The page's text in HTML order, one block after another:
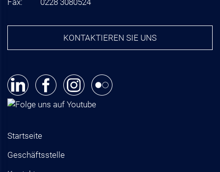
Fax:
0228 3080524
KONTAKTIEREN SIE UNS
Startseite
Geschäftsstelle